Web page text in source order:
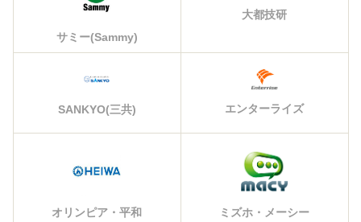
サミー(Sammy)
大都技研
SANKYO(三共) エンターライズ
オリンピア・平和 ミズホ・メーシー